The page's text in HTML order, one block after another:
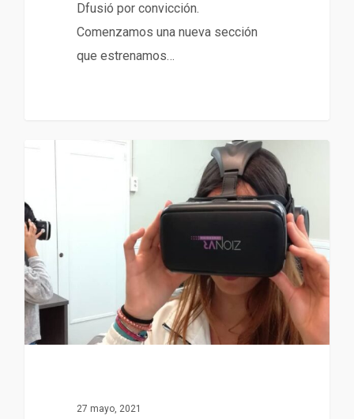
Dfusió por convicción.
Comenzamos una nueva sección
que estrenamos…
27 mayo, 2021